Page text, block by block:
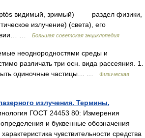
optós видимый, зримый) раздел физики,
излучение) (света), его
…
Большая советская энциклопедия
неоднородностями среды и
различать три осн. вида рассеяния. 1.
одиночные частицы… …
Физическая
излучения. Термины,
ГОСТ 24453 80: Измерения
и буквенные обозначения
чувствительности средства